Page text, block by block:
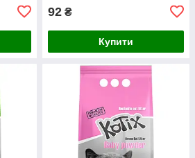
92 ₴
Купити